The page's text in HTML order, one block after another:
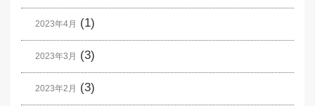
2023年4月 (1)
2023年3月 (3)
2023年2月 (3)